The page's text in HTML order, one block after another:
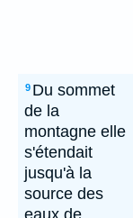
9 Du sommet
de la
montagne elle
s'étendait
jusqu'à la
source des
eaux de